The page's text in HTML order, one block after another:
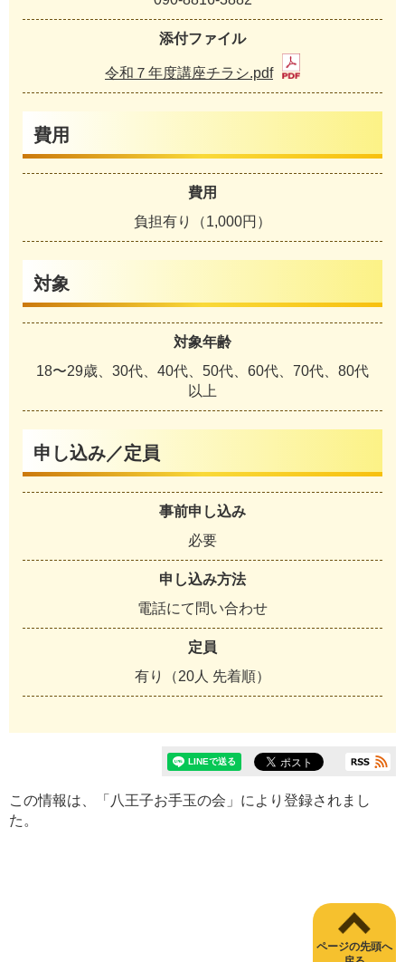
添付ファイル
令和７年度講座チラシ.pdf
費用
費用
負担有り（1,000円）
対象
対象年齢
18〜29歳、30代、40代、50代、60代、70代、80代
以上
申し込み／定員
事前申し込み
必要
申し込み方法
電話にて問い合わせ
定員
有り（20人 先着順）
この情報は、「八王子お手玉の会」により登録されまし
た。
ページの先頭へ